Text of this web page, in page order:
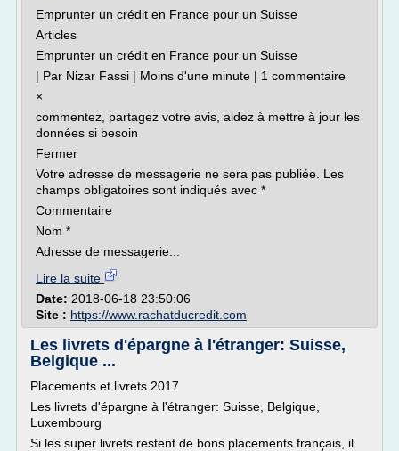
Emprunter un crédit en France pour un Suisse
Articles
Emprunter un crédit en France pour un Suisse
| Par Nizar Fassi | Moins d'une minute | 1 commentaire
×
commentez, partagez votre avis, aidez à mettre à jour les
données si besoin
Fermer
Votre adresse de messagerie ne sera pas publiée. Les
champs obligatoires sont indiqués avec *
Commentaire
Nom *
Adresse de messagerie...
Lire la suite
Date: 2018-06-18 23:50:06
Site : https://www.rachatducredit.com
Les livrets d'épargne à l'étranger: Suisse,
Belgique ...
Placements et livrets 2017
Les livrets d'épargne à l'étranger: Suisse, Belgique,
Luxembourg
Si les super livrets restent de bons placements français, il